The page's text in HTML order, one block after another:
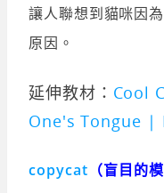
讓人聯想到貓咪因
原因。
延伸教材： Cool
One's Tongue |
copycat （盲目的